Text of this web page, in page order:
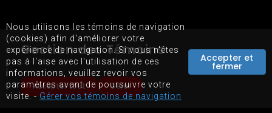
Gestion des Témoins
Nous utilisons les témoins de navigation
(cookies) afin d'améliorer votre
expérience de navigation. Si vous n'êtes
pas à l'aise avec l'utilisation de ces
informations, veuillez revoir vos
paramètres avant de poursuivre votre
visite. -Gérer vos témoins de navigation
Accepter et
fermer
Accepter tout Gérer
PLAN DU SITE
CONDITIONS D'UTILISATIONS DU SITE WEB